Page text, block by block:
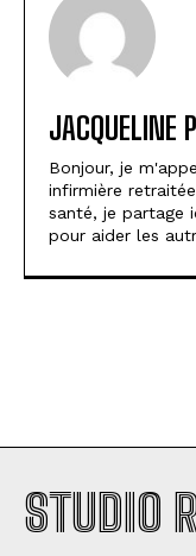
JACQUELINE
Bonjour, je
infirmière
santé, je partage
pour aider les
STUDIO